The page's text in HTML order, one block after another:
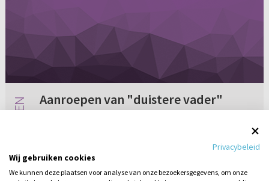
Aanroepen van "duistere vader"
niet vaak naar de kerk ofzo. Maar ik weet weet
wel wie Jezus is en God. Nu heb ik sinds kort
Privacybeleid
Wij gebruiken cookies
We kunnen deze plaatsen voor analyse van onze bezoekersgegevens, om onze